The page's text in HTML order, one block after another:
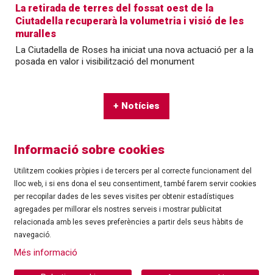
La retirada de terres del fossat oest de la
Ciutadella recuperarà la volumetria i visió de les
muralles
La Ciutadella de Roses ha iniciat una nova actuació per a la
posada en valor i visibilització del monument
+ Notícies
©Ajuntament de Roses| C/ Tarragona, 81 | 17480 ROSES
Tel.: 972 25 24 00 |cultura@roses.cat
Sitemap | Ús de Cookies
Informació sobre cookies
Utilitzem cookies pròpies i de tercers per al correcte funcionament del
lloc web, i si ens dona el seu consentiment, també farem servir cookies
per recopilar dades de les seves visites per obtenir estadístiques
agregades per millorar els nostres serveis i mostrar publicitat
relacionada amb les seves preferències a partir dels seus hàbits de
navegació.
Més informació